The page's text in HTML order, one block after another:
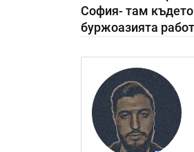
София- там където
буржоазията